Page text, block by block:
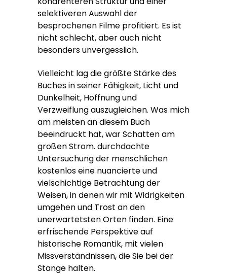
selektiveren Auswahl der
besprochenen Filme profitiert. Es ist
nicht schlecht, aber auch nicht
besonders unvergesslich.
Vielleicht lag die größte Stärke des
Buches in seiner Fähigkeit, Licht und
Dunkelheit, Hoffnung und
Verzweiflung auszugleichen. Was mich
am meisten an diesem Buch
beeindruckt hat, war Schatten am
großen Strom. durchdachte
Untersuchung der menschlichen
kostenlos eine nuancierte und
vielschichtige Betrachtung der
Weisen, in denen wir mit Widrigkeiten
umgehen und Trost an den
unerwartetsten Orten finden. Eine
erfrischende Perspektive auf
historische Romantik, mit vielen
Missverständnissen, die Sie bei der
Stange halten.